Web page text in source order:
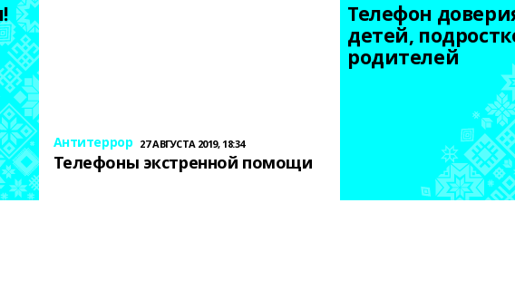
Антитеррор 27 АВГУСТА 2019, 18:34
Телефоны экстренной помощи
Телефон
детей,
родителей